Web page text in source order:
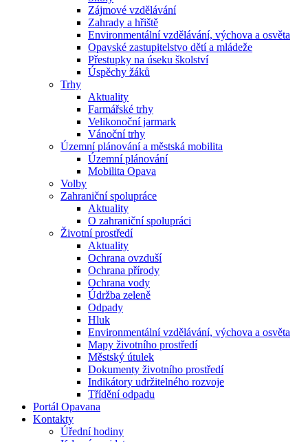
Zájmové vzdělávání
Zahrady a hřiště
Environmentální vzdělávání, výchova a osvěta
Opavské zastupitelstvo dětí a mládeže
Přestupky na úseku školství
Úspěchy žáků
Trhy
Aktuality
Farmářské trhy
Velikonoční jarmark
Vánoční trhy
Územní plánování a městská mobilita
Územní plánování
Mobilita Opava
Volby
Zahraniční spolupráce
Aktuality
O zahraniční spolupráci
Životní prostředí
Aktuality
Ochrana ovzduší
Ochrana přírody
Ochrana vody
Údržba zeleně
Odpady
Hluk
Environmentální vzdělávání, výchova a osvěta
Mapy životního prostředí
Městský útulek
Dokumenty životního prostředí
Indikátory udržitelného rozvoje
Třídění odpadu
Portál Opavana
Kontakty
Úřední hodiny